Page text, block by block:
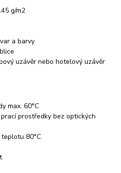
g/m2
a barvy
uzávěr nebo hotelový uzávěr
max. 60°C
prostředky bez optických
80°C